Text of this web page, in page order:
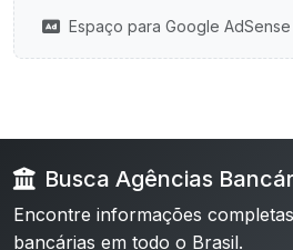
Espaço para Google
Busca Agências
Encontre informações
bancárias em todo o Brasil.